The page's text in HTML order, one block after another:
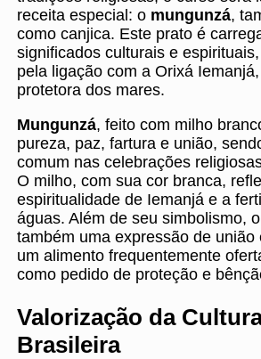
receita especial: o mungunzá,
como canjica. Este prato é
significados culturais e
pela ligação com a Orixá
protetora dos mares.
Mungunzá, feito com milho
pureza, paz, fartura e união,
comum nas celebrações
O milho, com sua cor branca,
espiritualidade de Iemanjá e a
águas. Além de seu simbolismo,
também uma expressão de união
um alimento frequentemente
como pedido de proteção e
Valorização da
Brasileira